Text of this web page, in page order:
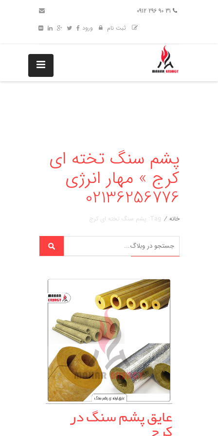
ثبت نام
ورود
پشم سنگ تخته ای
کرج » مهار انرژی
02136256776
خانه / Tag: پشم سنگ تخته ای کرج
عایق پشم سنگ در